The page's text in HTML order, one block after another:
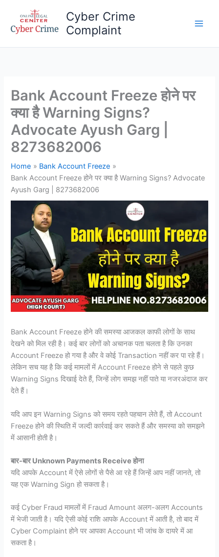
content
Cyber Crime
Complaint
Bank Account Freeze होने पर
क्या है Warning Signs?
Advocate Ayush Garg |
8273682006
Home
Bank Account Freeze
Bank Account Freeze होने पर क्या है Warning Signs? Advocate
Ayush Garg | 8273682006
Bank Account Freeze होने की समस्या आजकल काफी लोगों के साथ
देखने को मिल रही है। कई बार लोगों को अचानक पता चलता है कि उनका
Account Freeze हो गया है और वे कोई Transaction नहीं कर पा रहे हैं।
लेकिन सच यह है कि कई मामलों में Account Freeze होने से पहले कुछ
Warning Signs दिखाई देते हैं, जिन्हें लोग समझ नहीं पाते या नजरअंदाज कर
देते हैं।
यदि आप इन Warning Signs को समय रहते पहचान लेते हैं, तो Account
Freeze होने की स्थिति में जल्दी कार्रवाई कर सकते हैं और समस्या को समझने
में आसानी होती है।
बार-बार Unknown Payments Receive होना
यदि आपके Account में ऐसे लोगों से पैसे आ रहे हैं जिन्हें आप नहीं जानते, तो
यह एक Warning Sign हो सकता है।
कई Cyber Fraud मामलों में Fraud Amount अलग-अलग Accounts
में भेजी जाती है। यदि ऐसी कोई राशि आपके Account में आती है, तो बाद में
Cyber Complaint होने पर आपका Account भी जांच के दायरे में आ
सकता है।